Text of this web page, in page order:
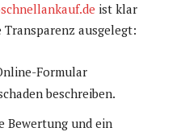
ist klar
ausgelegt:
Formular
beschreiben.
Bewertung und ein